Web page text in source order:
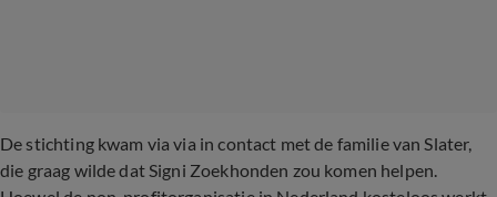
De stichting kwam via via in contact met de familie van Slater,
die graag wilde dat Signi Zoekhonden zou komen helpen.